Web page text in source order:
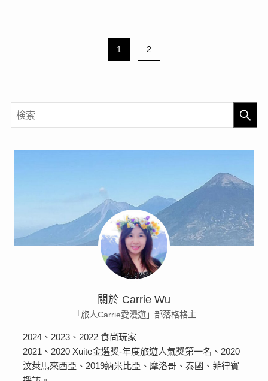
1 2
關於 Carrie Wu
「旅人Carrie愛漫遊」部落格格主
2024、2023、2022 食尚玩家
2021、2020 Xuite金選獎-年度旅遊人氣獎第一名、2020
汶萊馬來西亞、2019納米比亞、摩洛哥、泰國、菲律賓